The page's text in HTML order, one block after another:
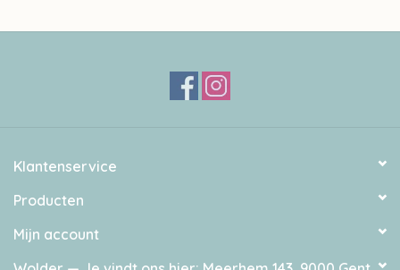
Klantenservice
Producten
Mijn account